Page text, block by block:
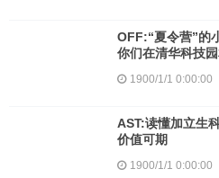
OFF:“夏令营”的
你们在清华科技园
1900/1/1 0:00:00
AST:读懂加立生
价值可期
1900/1/1 0:00:00